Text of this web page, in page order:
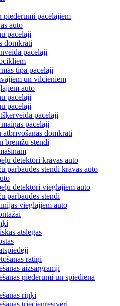
piederumi pacēlājiem
auto
pacēlāji
domkrati
pacēlāji
tipa pacēlāji
un vilcieniem
auto
pacēlāji
pacēlāji
pacēlāji
pacēlāji
atbrīvošanas domkrati
bremžu stendi
detektori kravas auto
pārbaudes stendi kravas auto
detektori vieglajiem auto
pārbaudes stendi
vieglajiem auto
atslēgas
ratiņi
aizsargrāmji
piederumi un spiediena
riņķi
triecienresīveri